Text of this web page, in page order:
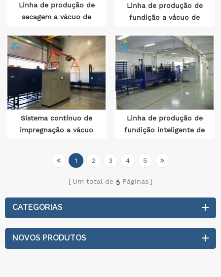
Linha de produção de
secagem a vácuo de
Linha de produção de
fundição a vácuo de
Sistema contínuo de
impregnação a vácuo
Linha de produção de
fundição inteligente de
1 2 3 4 5
Um total de 5 Páginas
CATEGORIAS
NOVOS PRODUTOS